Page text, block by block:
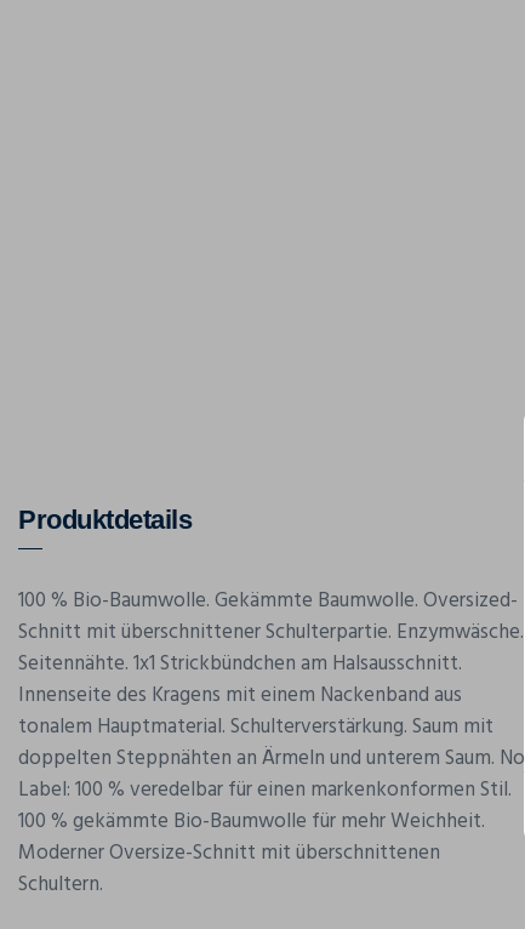
Produktdetails
100 % Bio-Baumwolle. Gekämmte Baumwolle. Oversized-
Schnitt mit überschnittener Schulterpartie. Enzymwäsche.
Seitennähte. 1x1 Strickbündchen am Halsausschnitt.
Innenseite des Kragens mit einem Nackenband aus
tonalem Hauptmaterial. Schulterverstärkung. Saum mit
doppelten Steppnähten an Ärmeln und unterem Saum. No
Label: 100 % veredelbar für einen markenkonformen Stil.
100 % gekämmte Bio-Baumwolle für mehr Weichheit.
Moderner Oversize-Schnitt mit überschnittenen
Schultern.